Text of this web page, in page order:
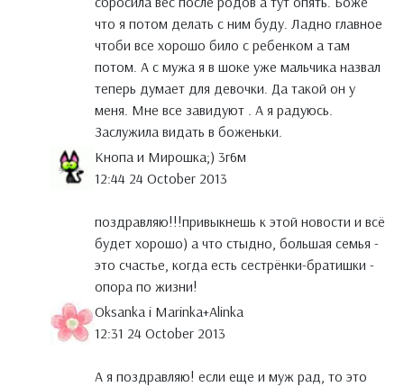
что я потом делать с ним буду. Ладно главное
чтоби все хорошо било с ребенком а там
потом. А с мужа я в шоке уже мальчика назвал
теперь думает для девочки. Да такой он у
меня. Мне все завидуют . А я радуюсь.
Заслужила видать в боженьки.
Кнопа и Мирошка;) 3г6м
12:44 24 October 2013
поздравляю!!!привыкнешь к этой новости и всё
будет хорошо) а что стыдно, большая семья -
это счастье, когда есть сестрёнки-братишки -
опора по жизни!
Oksanka i Marinka+Alinka
12:31 24 October 2013
А я поздравляю! если еще и муж рад, то это